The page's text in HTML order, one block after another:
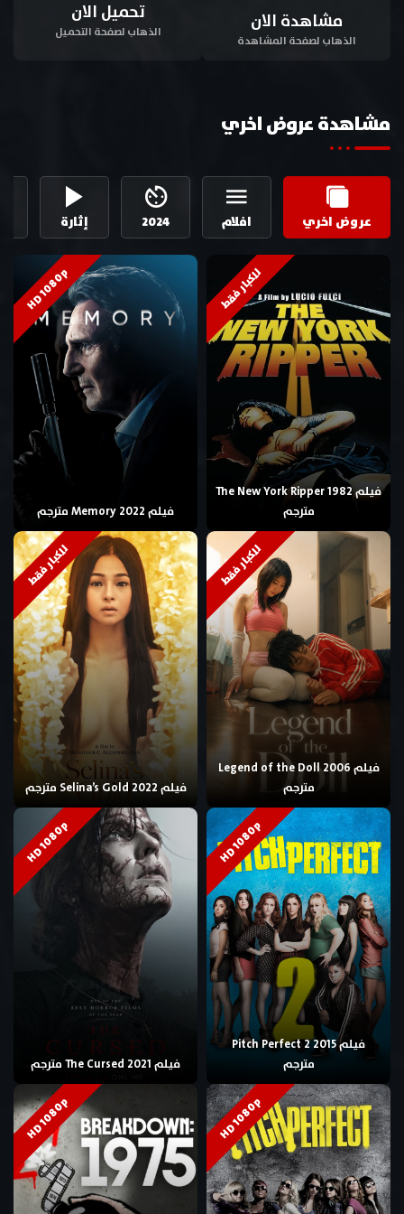
مشاهدة الان
الذهاب لصفحة المشاهدة
تحميل الان
الذهاب لصفحة التحميل
مشاهدة عروض اخري
عروض اخري افلام 2024 إثارة
للكبار فقط
فيلم The New York Ripper 1982
مترجم
HD 1080p
فيلم Memory 2022 مترجم
للكبار فقط
فيلم Legend of the Doll 2006
مترجم
للكبار فقط
فيلم Selina’s Gold 2022 مترجم
HD 1080p
فيلم Pitch Perfect 2 2015
مترجم
HD 1080p
فيلم The Cursed 2021 مترجم
HD 1080p
HD 1080p